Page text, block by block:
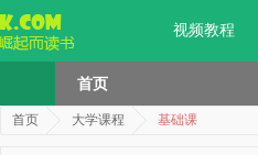
视频教程
首页
首页 大学课程 基础课